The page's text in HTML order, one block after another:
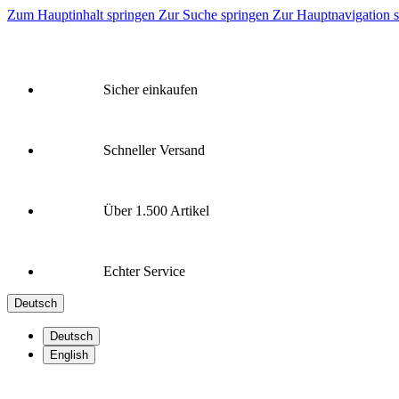
Zum Hauptinhalt springen Zur Suche springen Zur Hauptnavigation
Sicher einkaufen
Schneller Versand
Über 1.500 Artikel
Echter Service
Deutsch
Deutsch
English